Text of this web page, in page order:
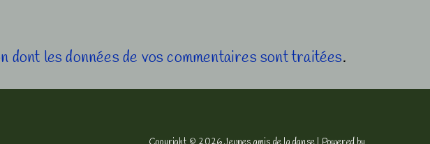
dont les données de vos commentaires sont traitées.